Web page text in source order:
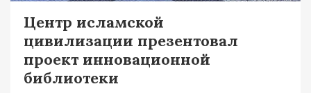
Центр исламской
цивилизации презентовал
проект инновационной
библиотеки